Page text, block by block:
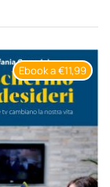
Ebook a €11,99